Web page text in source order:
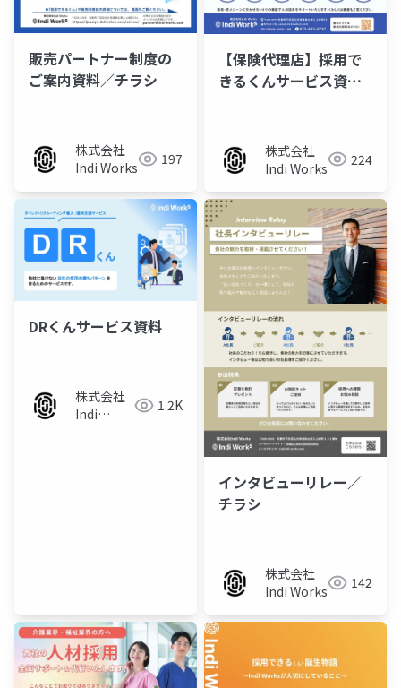
販売パートナー制度の
ご案内資料／チラシ
株式会社
Indi Works
197
【保険代理店】採用で
きるくんサービス資料/
株式会社
Indi Works
224
DRくんサービス資料
株式会社
Indi
1.2K
インタビューリレー／
チラシ
株式会社
Indi Works
142